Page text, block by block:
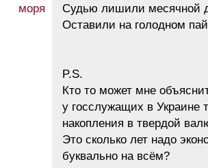
Судью лишили месячной
Оставили на голодном
P.S.
Кто то может мне
у госслужащих в Украине
накопления в твердой
Это сколько лет надо
буквально на всём?